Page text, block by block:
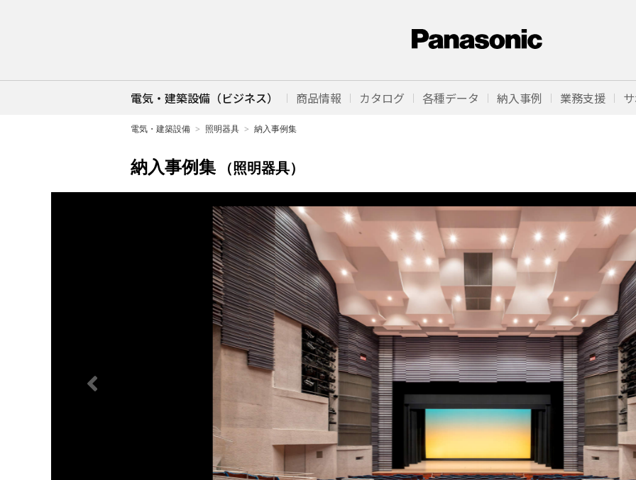
電気・建築設備（ビジネス） 商品情報 カタログ 各種データ 納入事例 業務支援
電気・建築設備 照明器具 納入事例集
納入事例集 （照明器具）